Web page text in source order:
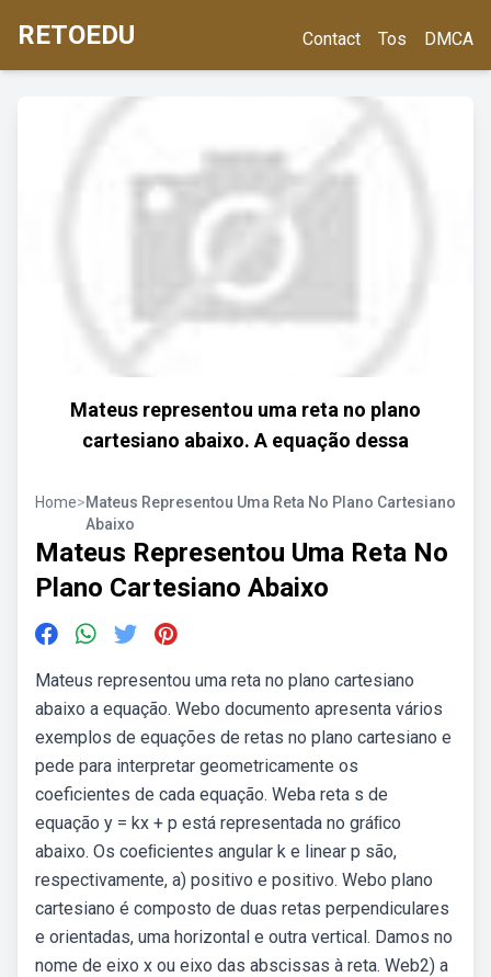
RETOEDU Contact Tos DMCA
Mateus representou uma reta no plano
cartesiano abaixo. A equação dessa
Home>Mateus Representou Uma Reta No Plano Cartesiano
Abaixo
Mateus Representou Uma Reta No
Plano Cartesiano Abaixo
Mateus representou uma reta no plano cartesiano
abaixo a equação. Webo documento apresenta vários
exemplos de equações de retas no plano cartesiano e
pede para interpretar geometricamente os
coeficientes de cada equação. Weba reta s de
equação y = kx + p está representada no gráﬁco
abaixo. Os coeﬁcientes angular k e linear p são,
respectivamente, a) positivo e positivo. Webo plano
cartesiano é composto de duas retas perpendiculares
e orientadas, uma horizontal e outra vertical. Damos no
nome de eixo x ou eixo das abscissas à reta. Web2) a